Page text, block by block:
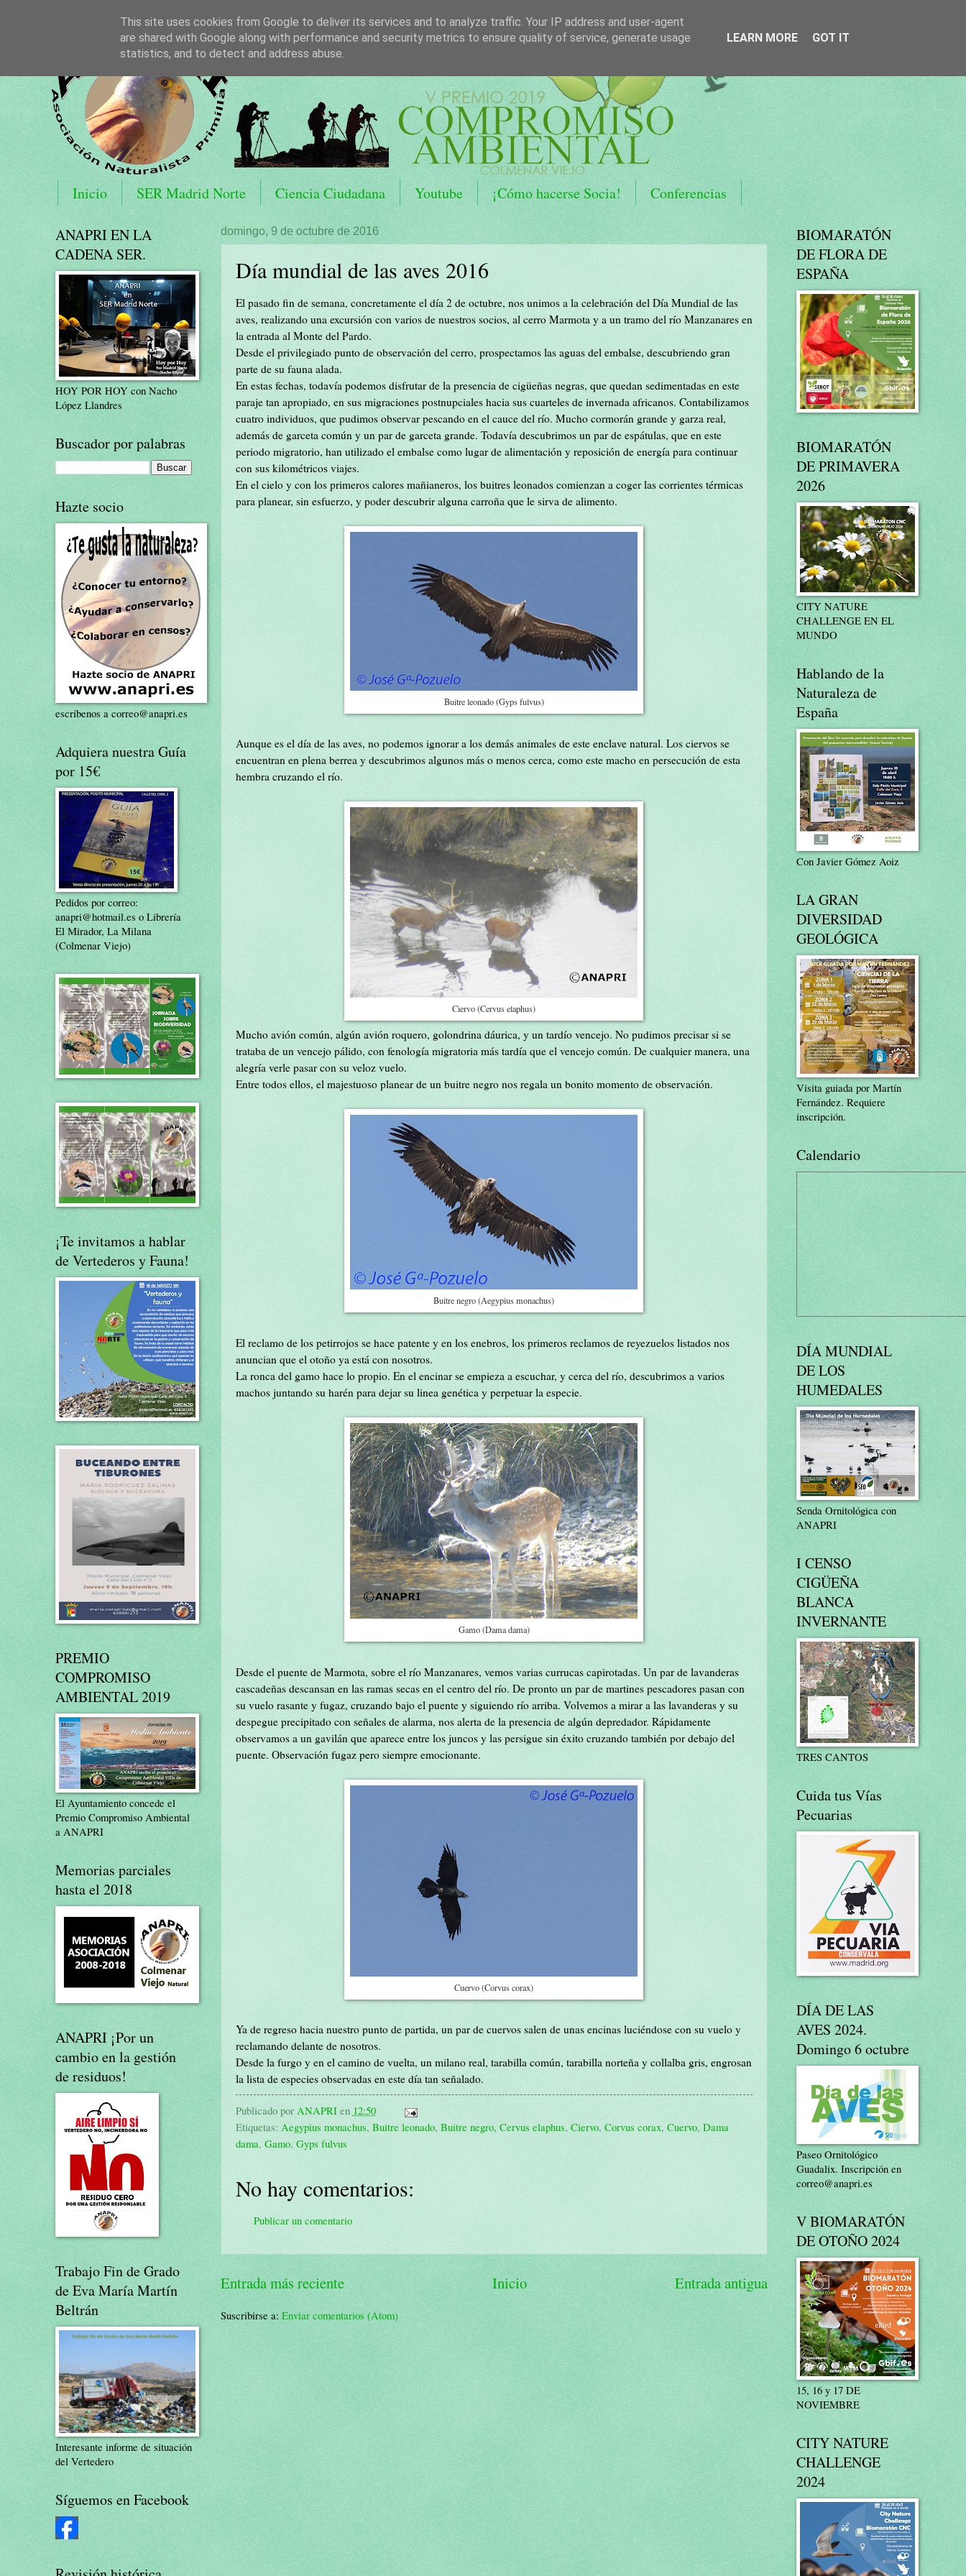
Inicio SER Madrid Norte Ciencia Ciudadana Youtube ¡Cómo hacerse Socia! Conferencias
domingo, 9 de octubre de 2016
Día mundial de las aves 2016
El pasado fin de semana, concretamente el día 2 de octubre, nos unimos a la celebración del Día Mundial de las
aves, realizando una excursión con varios de nuestros socios, al cerro Marmota y a un tramo del río Manzanares en
la entrada al Monte del Pardo.
Desde el privilegiado punto de observación del cerro, prospectamos las aguas del embalse, descubriendo gran
parte de su fauna alada.
En estas fechas, todavía podemos disfrutar de la presencia de cigüeñas negras, que quedan sedimentadas en este
paraje tan apropiado, en sus migraciones postnupciales hacia sus cuarteles de invernada africanos. Contabilizamos
cuatro individuos, que pudimos observar pescando en el cauce del río. Mucho cormorán grande y garza real,
además de garceta común y un par de garceta grande. Todavía descubrimos un par de espátulas, que en este
periodo migratorio, han utilizado el embalse como lugar de alimentación y reposición de energía para continuar
con sus kilométricos viajes.
En el cielo y con los primeros calores mañianeros, los buitres leonados comienzan a coger las corrientes térmicas
para planear, sin esfuerzo, y poder descubrir alguna carroña que le sirva de alimento.
Buitre leonado (Gyps fulvus)
Aunque es el día de las aves, no podemos ignorar a los demás animales de este enclave natural. Los ciervos se
encuentran en plena berrea y descubrimos algunos más o menos cerca, como este macho en persecución de esta
hembra cruzando el río.
Ciervo (Cervus elaphus)
Mucho avión común, algún avión roquero, golondrina dáurica, y un tardío vencejo. No pudimos precisar si se
trataba de un vencejo pálido, con fenología migratoria más tardía que el vencejo común. De cualquier manera, una
alegría verle pasar con su veloz vuelo.
Entre todos ellos, el majestuoso planear de un buitre negro nos regala un bonito momento de observación.
Buitre negro (Aegypius monachus)
El reclamo de los petirrojos se hace patente y en los enebros, los primeros reclamos de reyezuelos listados nos
anuncian que el otoño ya está con nosotros.
La ronca del gamo hace lo propio. En el encinar se empieza a escuchar, y cerca del río, descubrimos a varios
machos juntando su harén para dejar su linea genética y perpetuar la especie.
Gamo (Dama dama)
Desde el puente de Marmota, sobre el río Manzanares, vemos varias currucas capirotadas. Un par de lavanderas
cascadeñas descansan en las ramas secas en el centro del río. De pronto un par de martines pescadores pasan con
su vuelo rasante y fugaz, cruzando bajo el puente y siguiendo río arriba. Volvemos a mirar a las lavanderas y su
despegue precipitado con señales de alarma, nos alerta de la presencia de algún depredador. Rápidamente
observamos a un gavilán que aparece entre los juncos y las persigue sin éxito cruzando también por debajo del
puente. Observación fugaz pero siempre emocionante.
Cuervo (Corvus corax)
Ya de regreso hacia nuestro punto de partida, un par de cuervos salen de unas encinas luciéndose con su vuelo y
reclamando delante de nosotros.
Desde la furgo y en el camino de vuelta, un milano real, tarabilla común, tarabilla norteña y collalba gris, engrosan
la lista de especies observadas en este día tan señalado.
Publicado por ANAPRI en 12:50
Etiquetas: Aegypius monachus, Buitre leonado, Buitre negro, Cervus elaphus, Ciervo, Corvus corax, Cuervo, Dama
dama, Gamo, Gyps fulvus
No hay comentarios:
Publicar un comentario
Entrada más reciente Entrada antigua
Inicio
Suscribirse a: Enviar comentarios (Atom)
ANAPRI EN LA
CADENA SER.
HOY POR HOY con Nacho
López Llandres
Buscador por palabras
Hazte socio
escríbenos a correo@anapri.es
Adquiera nuestra Guía
por 15€
Pedidos por correo:
anapri@hotmail.es o Librería
El Mirador, La Milana
(Colmenar Viejo)
¡Te invitamos a hablar
de Vertederos y Fauna!
PREMIO
COMPROMISO
AMBIENTAL 2019
El Ayuntamiento concede el
Premio Compromiso Ambiental
a ANAPRI
Memorias parciales
hasta el 2018
ANAPRI ¡Por un
cambio en la gestión
de residuos!
Trabajo Fin de Grado
de Eva María Martín
Beltrán
Interesante informe de situación
del Vertedero
Síguemos en Facebook
BIOMARATÓN
DE FLORA DE
ESPAÑA
BIOMARATÓN
DE PRIMAVERA
2026
CITY NATURE
CHALLENGE EN EL
MUNDO
Hablando de la
Naturaleza de
España
Con Javier Gómez Aoiz
LA GRAN
DIVERSIDAD
GEOLÓGICA
Visita guiada por Martín
Fernández. Requiere
inscripción.
Calendario
DÍA MUNDIAL
DE LOS
HUMEDALES
Senda Ornitológica con
ANAPRI
I CENSO
CIGÜEÑA
BLANCA
INVERNANTE
TRES CANTOS
Cuida tus Vías
Pecuarias
DÍA DE LAS
AVES 2024.
Domingo 6 octubre
Paseo Ornitológico
Guadalix. Inscripción en
correo@anapri.es
V BIOMARATÓN
DE OTOÑO 2024
15, 16 y 17 DE
NOVIEMBRE
CITY NATURE
CHALLENGE
2024
This site uses cookies from Google to deliver its services and to analyze traffic. Your IP address and user-agent
are shared with Google along with performance and security metrics to ensure quality of service, generate usage
statistics, and to detect and address abuse.
LEARN MORE GOT IT